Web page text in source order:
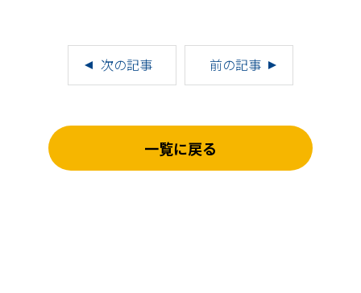
次の記事 前の記事
一覧に戻る